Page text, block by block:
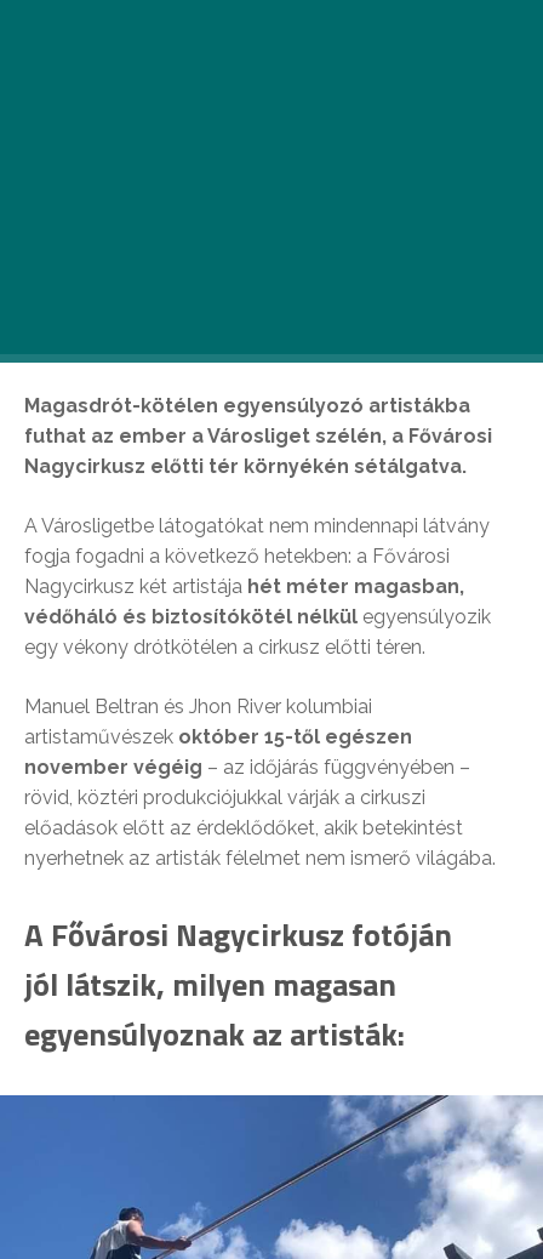
Magasdrót-kötélen egyensúlyozó artistákba
futhat az ember a Városliget szélén, a Fővárosi
Nagycirkusz előtti tér környékén sétálgatva.
A Városligetbe látogatókat nem mindennapi látvány
fogja fogadni a következő hetekben: a Fővárosi
Nagycirkusz két artistája hét méter magasban,
védőháló és biztosítókötél nélkül egyensúlyozik
egy vékony drótkötélen a cirkusz előtti téren.
Manuel Beltran és Jhon River kolumbiai
artistaművészek október 15-től egészen
november végéig – az időjárás függvényében –
rövid, köztéri produkciójukkal várják a cirkuszi
előadások előtt az érdeklődőket, akik betekintést
nyerhetnek az artisták félelmet nem ismerő világába.
A Fővárosi Nagycirkusz fotóján
jól látszik, milyen magasan
egyensúlyoznak az artisták: